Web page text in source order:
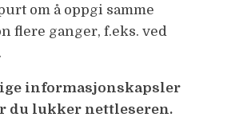
om å oppgi samme
flere ganger, f.eks. ved
informasjonskapsler
du lukker nettleseren.